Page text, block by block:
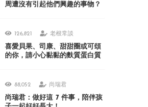
周遭沒有引起他們興趣的事物？
126,821 老根常談
喜愛貝果、司康、甜甜圈或可頌
的你，請小心黏黏的麩質蛋白質
88,052 尚瑞君
尚瑞君：做好這 7 件事，陪伴孩